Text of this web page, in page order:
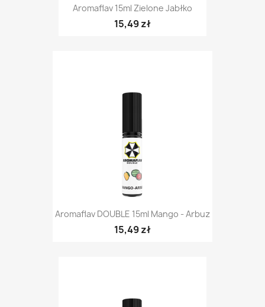
Aromaflav 15ml Zielone Jabłko
15,49 zł
Aromaflav DOUBLE 15ml Mango - Arbuz
15,49 zł